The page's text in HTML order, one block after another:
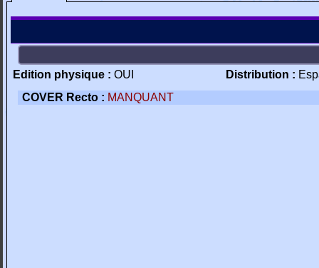
Edition physique : OUI Distribution :
COVER Recto : MANQUANT